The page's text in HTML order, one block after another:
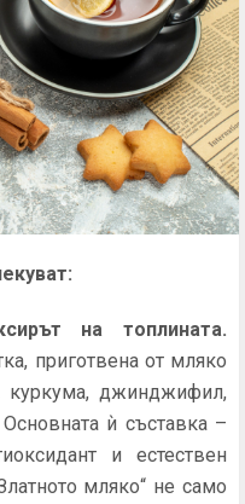
на топлината.
приготвена от мляко
куркума, джинджифил,
ѝ съставка –
и естествен
мляко“ не само